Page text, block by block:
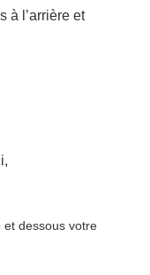
à l’arrière et
et dessous votre